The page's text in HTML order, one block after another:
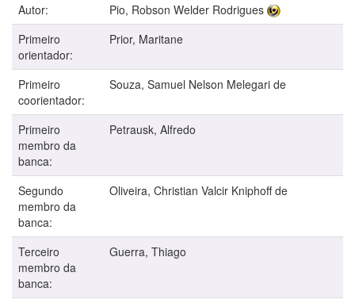
Autor:
Pio, Robson Welder Rodrigues
Primeiro
orientador:
Prior, Maritane
Primeiro
coorientador:
Souza, Samuel Nelson Melegari de
Primeiro
membro da
banca:
Petrausk, Alfredo
Segundo
membro da
banca:
Oliveira, Christian Valcir Kniphoff de
Terceiro
membro da
banca:
Guerra, Thiago